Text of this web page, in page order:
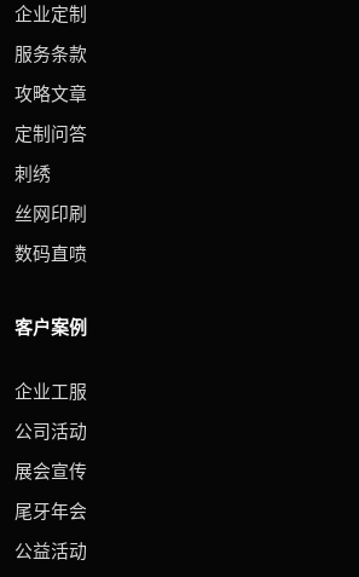
企业定制
服务条款
攻略文章
定制问答
刺绣
丝网印刷
数码直喷
客户案例
企业工服
公司活动
展会宣传
尾牙年会
公益活动